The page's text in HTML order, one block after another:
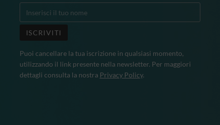
Puoi cancellare la tua iscrizione in qualsiasi momento,
utilizzando il link presente nella newsletter. Per maggiori
dettagli consulta la nostra Privacy Policy.